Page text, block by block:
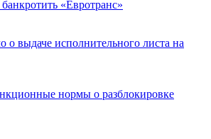
«Евротранс»
о выдаче исполнительного листа на
нормы о разблокировке